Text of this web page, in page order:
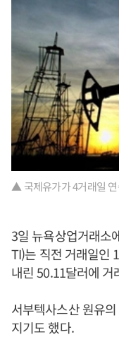
▲ 국제유가가 4거래일 연
3일 뉴욕상업거래소
TI)는 직전 거래일인
내린 50.11달러에 거
서부텍사스산 원유
지기도 했다.